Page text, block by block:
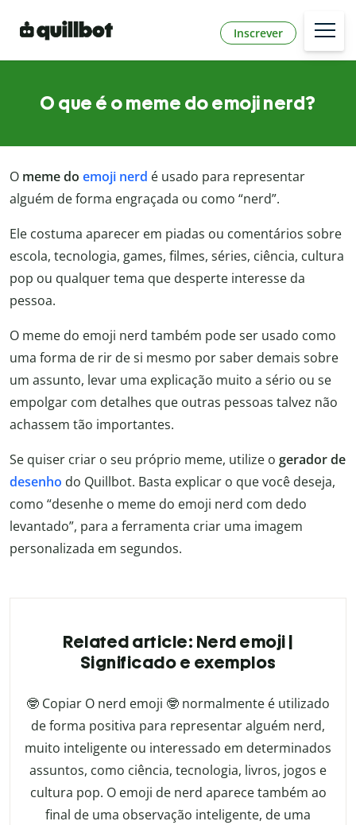
Inscrever
O que é o meme do emoji nerd?
O meme do emoji nerd é usado para representar
alguém de forma engraçada ou como “nerd”.
Ele costuma aparecer em piadas ou comentários sobre
escola, tecnologia, games, filmes, séries, ciência, cultura
pop ou qualquer tema que desperte interesse da
pessoa.
O meme do emoji nerd também pode ser usado como
uma forma de rir de si mesmo por saber demais sobre
um assunto, levar uma explicação muito a sério ou se
empolgar com detalhes que outras pessoas talvez não
achassem tão importantes.
Se quiser criar o seu próprio meme, utilize o gerador de
desenho do Quillbot. Basta explicar o que você deseja,
como “desenhe o meme do emoji nerd com dedo
levantado”, para a ferramenta criar uma imagem
personalizada em segundos.
Related article: Nerd emoji |
Significado e exemplos
🤓 Copiar O nerd emoji 🤓 normalmente é utilizado
de forma positiva para representar alguém nerd,
muito inteligente ou interessado em determinados
assuntos, como ciência, tecnologia, livros, jogos e
cultura pop. O emoji de nerd aparece também ao
final de uma observação inteligente, de uma